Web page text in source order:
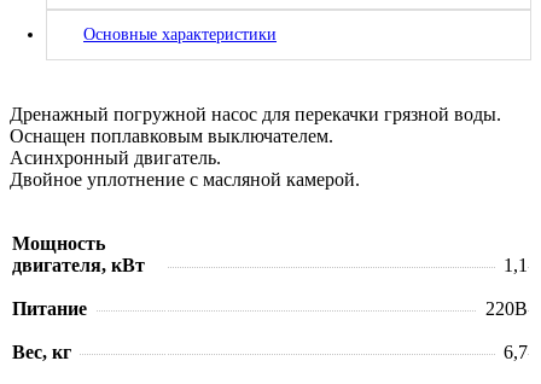
Основные характеристики
Дренажный погружной насос для перекачки грязной воды.
Оснащен поплавковым выключателем.
Асинхронный двигатель.
Двойное уплотнение с масляной камерой.
Мощность
двигателя, кВт
1,1
Питание 220В
Вес, кг 6,7